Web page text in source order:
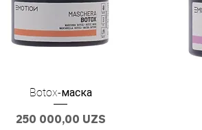
Botox-маска
Цена
250 000,00 UZS